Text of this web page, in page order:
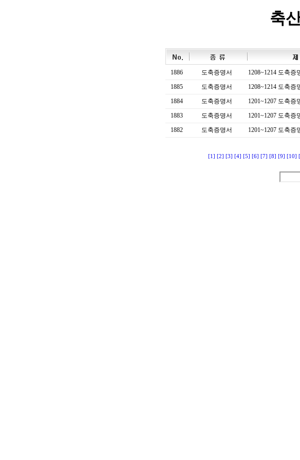
축
1886 도축증명서 1208~1214 도축증
1885
도축증명서 1208~1214 도축증
1884
도축증명서 1201~1207 도축증
1883
도축증명서 1201~1207 도축증
1882
도축증명서 1201~1207 도축증
[1] [2] [3] [4] [5] [6] [7] [8] [9] [10]